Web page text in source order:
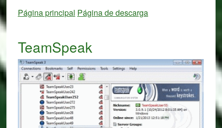
Página principal Página de descarga
TeamSpeak